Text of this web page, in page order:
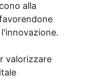
alla
valorizzare